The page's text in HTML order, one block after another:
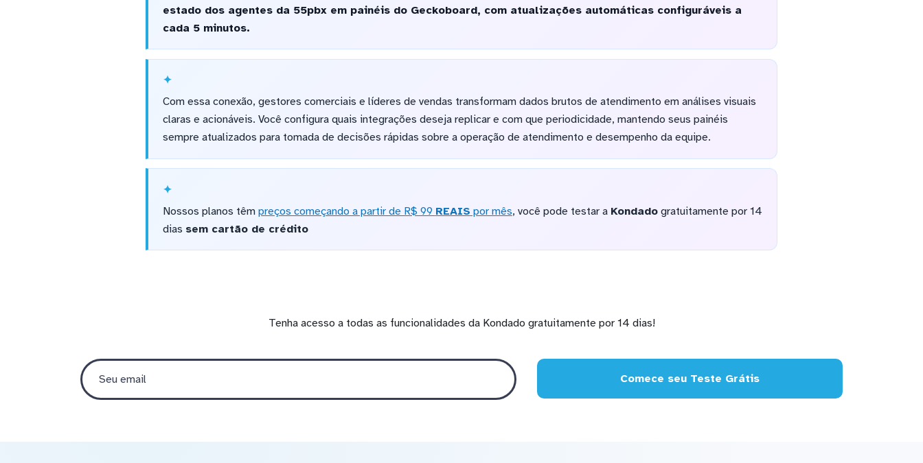
estado dos agentes da 55pbx em painéis do Geckoboard, com atualizações automáticas configuráveis a
cada 5 minutos.
Com essa conexão, gestores comerciais e líderes de vendas transformam dados brutos de atendimento em análises visuais
claras e acionáveis. Você configura quais integrações deseja replicar e com que periodicidade, mantendo seus painéis
sempre atualizados para tomada de decisões rápidas sobre a operação de atendimento e desempenho da equipe.
Nossos planos têm preços começando a partir de R$ 99 REAIS por mês, você pode testar a Kondadogratuitamente por 14
dias sem cartão de crédito
Tenha acesso a todas as funcionalidades da Kondado gratuitamente por 14 dias!
Comece seu Teste Grátis